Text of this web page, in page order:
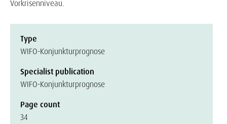
Vorkrisenniveau.
Type
WIFO-Konjunkturprognose
Specialist publication
WIFO-Konjunkturprognose
Page count
34